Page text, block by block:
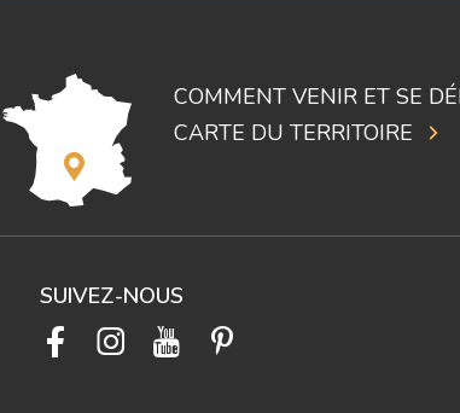
COMMENT VENIR ET SE
CARTE DU TERRITOIRE
SUIVEZ-NOUS